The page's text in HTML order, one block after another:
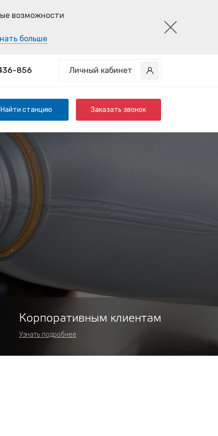
возможности
больше
856 Личный кабинет
Найти станцию Заказать звонок
Корпоративным клиентам
Узнать подробнее